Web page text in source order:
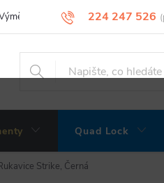
224 247 526
vrácení a reklamace zboží
Quad Lock
Strike, Černá